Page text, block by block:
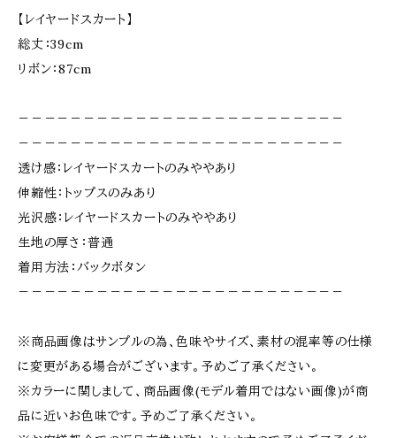
【レイヤードスカート】
総丈：39cm
リボン：87cm
－－－－－－－－－－－－－－－－－－－－－－－－－
－－－－－－－－－－－－－－－－－－－－－－－－－
透け感：レイヤードスカートのみややあり
伸縮性：トップスのみあり
光沢感：レイヤードスカートのみややあり
生地の厚さ：普通
着用方法：バックボタン
－－－－－－－－－－－－－－－－－－－－－－－－－
※商品画像はサンプルの為、色味やサイズ、素材の混率等の仕様
に変更がある場合がございます。予めご了承ください。
※カラーに関しまして、商品画像(モデル着用ではない画像)が商
品に近いお色味です。予めご了承ください。